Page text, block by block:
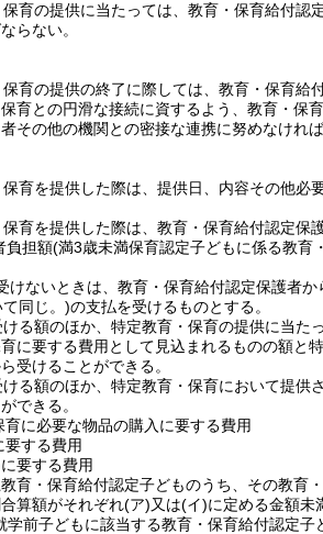
育の提供に当たっては、教育・保育給付
らない。
育の提供の終了に際しては、教育・保育
育との円滑な接続に資するよう、教育・
その他の機関との密接な連携に努めなければ
育を提供した際は、提供日、内容その他必
育を提供した際は、教育・保育給付認定保
負担額(満3歳未満保育認定子どもに係る教育
けないときは、教育・保育給付認定保護者
て同じ。)の支払を受けるものとする。
る額のほか、特定教育・保育の提供に当た
に要する費用として見込まれるものの額と
受けることができる。
る額のほか、特定教育・保育において提供
できる。
に必要な物品の購入に要する費用
する費用
に要する費用
育・保育給付認定子どものうち、その教育
算額がそれぞれ(ア)又は(イ)に定める金額未
学前子どもに該当する教育・保育給付認定